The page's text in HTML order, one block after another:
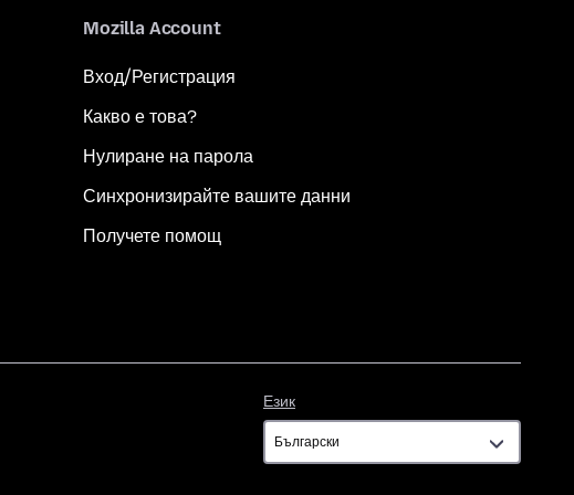
Mozilla Account
Вход/Регистрация
Какво е това?
Нулиране на парола
Синхронизирайте вашите данни
Получете помощ
Език